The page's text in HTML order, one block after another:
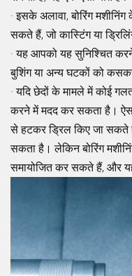
· इसके अलावा, बोरिंग
सकते हैं, जो कास्टिंग या
· यह आपको यह सुनिश्चित
बुशिंग या अन्य घटकों को
· यदि छेदों के मामले में कोई
करने में मदद कर सकता है।
से हटकर ड्रिल किए जा सकते
सकता है। लेकिन बोरिंग
समायोजित कर सकते हैं, और